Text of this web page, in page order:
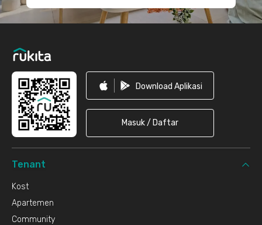
Download Aplikasi
Masuk / Daftar
Tenant
Kost
Apartemen
Community